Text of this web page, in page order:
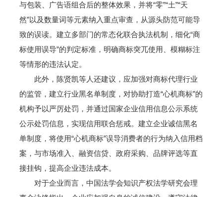
与包装、广告语组合后的整体效果，并将“零”“土”“天
然”以及数量词等元素纳入重点审查，从源头防范可能导
致的误读。建立多部门的常态化联合执法机制，细化“商
标使用误导”的判定标准，明确商标突兀使用、模糊标注
等情形的违法认定。
此外，陈贤凯等人还建议，应加强对商标代理行业
的监管，建立行业黑名单制度，对协助打造“心机商标”的
机构予以严厉处罚，并通过国家企业信用信息公示系统
公示处罚信息，实现信用联合惩戒。建立企业诚信黑名
单制度，将使用“心机商标”误导消费者的行为纳入信用档
案，与市场准入、融资信贷、政府采购、品牌评选等直
接挂钩，提高企业违法成本。
对于企业而言，中国法学会知识产权法学研究会理